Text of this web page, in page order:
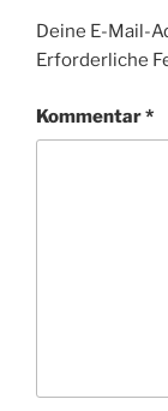
Deine E-Mail-
Erforderliche
Kommentar*